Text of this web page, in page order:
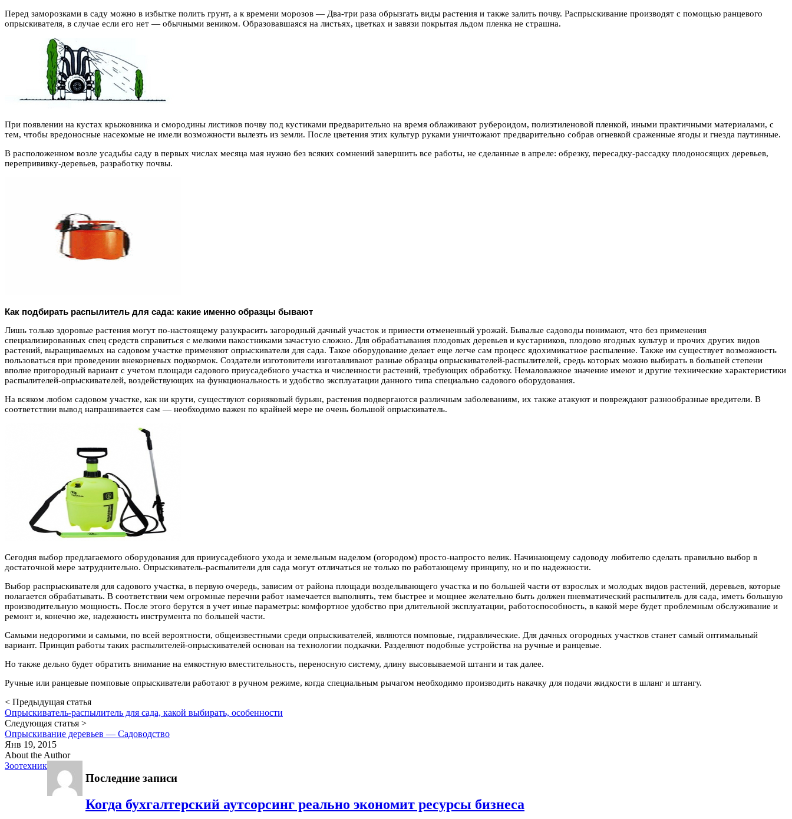
Перед заморозками в саду можно в избытке полить грунт, а к времени морозов — Два-три раза обрызгать виды растения и также залить почву. Распрыскивание производят с помощью ранцевого
опрыскивателя, в случае если его нет — обычными веником. Образовавшаяся на листьях, цветках и завязи покрытая льдом пленка не страшна.
При появлении на кустах крыжовника и смородины листиков почву под кустиками предварительно на время облаживают рубероидом, полиэтиленовой пленкой, иными практичными материалами, с
тем, чтобы вредоносные насекомые не имели возможности вылезть из земли. После цветения этих культур руками уничтожают предварительно собрав огневкой сраженные ягоды и гнезда паутинные.
В расположенном возле усадьбы саду в первых числах месяца мая нужно без всяких сомнений завершить все работы, не сделанные в апреле: обрезку, пересадку-рассадку плодоносящих деревьев,
перепрививку-деревьев, разработку почвы.
Как подбирать распылитель для сада: какие именно образцы бывают
Лишь только здоровые растения могут по-настоящему разукрасить загородный дачный участок и принести отмененный урожай. Бывалые садоводы понимают, что без применения
специализированных спец средств справиться с мелкими пакостниками зачастую сложно. Для обрабатывания плодовых деревьев и кустарников, плодово ягодных культур и прочих других видов
растений, выращиваемых на садовом участке применяют опрыскиватели для сада. Такое оборудование делает еще легче сам процесс ядохимикатное распыление. Также им существует возможность
пользоваться при проведении внекорневых подкормок. Создатели изготовители изготавливают разные образцы опрыскивателей-распылителей, средь которых можно выбирать в большей степени
вполне пригородный вариант с учетом площади садового приусадебного участка и численности растений, требующих обработку. Немаловажное значение имеют и другие технические характеристики
распылителей-опрыскивателей, воздействующих на функциональность и удобство эксплуатации данного типа специально садового оборудования.
На всяком любом садовом участке, как ни крути, существуют сорняковый бурьян, растения подвергаются различным заболеваниям, их также атакуют и повреждают разнообразные вредители. В
соответствии вывод напрашивается сам — необходимо важен по крайней мере не очень большой опрыскиватель.
Сегодня выбор предлагаемого оборудования для прииусадебного ухода и земельным наделом (огородом) просто-напросто велик. Начинающему садоводу любителю сделать правильно выбор в
достаточной мере затруднительно. Опрыскиватель-распылители для сада могут отличаться не только по работающему принципу, но и по надежности.
Выбор распрыскивателя для садового участка, в первую очередь, зависим от района площади возделывающего участка и по большей части от взрослых и молодых видов растений, деревьев, которые
полагается обрабатывать. В соответствии чем огромные перечни работ намечается выполнять, тем быстрее и мощнее желательно быть должен пневматический распылитель для сада, иметь большую
производительную мощность. После этого берутся в учет иные параметры: комфортное удобство при длительной эксплуатации, работоспособность, в какой мере будет проблемным обслуживание и
ремонт и, конечно же, надежность инструмента по большей части.
Самыми недорогими и самыми, по всей вероятности, общеизвестными среди опрыскивателей, являются помповые, гидравлические. Для дачных огородных участков станет самый оптимальный
вариант. Принцип работы таких распылителей-опрыскивателей основан на технологии подкачки. Разделяют подобные устройства на ручные и ранцевые.
Но также дельно будет обратить внимание на емкостную вместительность, переносную систему, длину высовываемой штанги и так далее.
Ручные или ранцевые помповые опрыскиватели работают в ручном режиме, когда специальным рычагом необходимо производить накачку для подачи жидкости в шланг и штангу.
< Предыдущая статья
Опрыскиватель-распылитель для сада, какой выбирать, особенности
Следующая статья >
Опрыскивание деревьев — Садоводство
Янв 19, 2015
About the Author
Зоотехник
Последние записи
Когда бухгалтерский аутсорсинг реально экономит ресурсы бизнеса